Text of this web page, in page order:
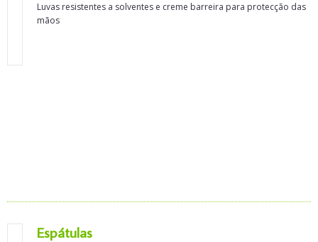
Luvas resistentes a solventes e creme barreira para protecção das
mãos
Espátulas